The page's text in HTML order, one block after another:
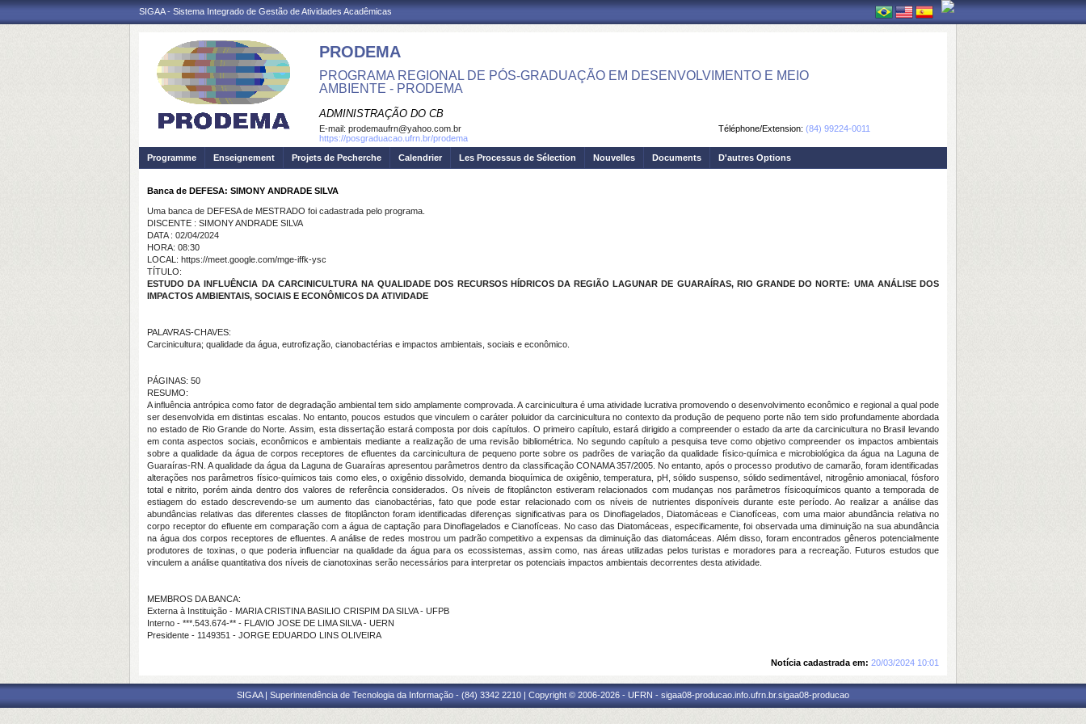
SIGAA - Sistema Integrado de Gestão de Atividades Acadêmicas
PRODEMA
PROGRAMA REGIONAL DE PÓS-GRADUAÇÃO EM DESENVOLVIMENTO E MEIO
AMBIENTE - PRODEMA
ADMINISTRAÇÃO DO CB
Téléphone/Extension: (84) 99224-0011
E-mail: prodemaufrn@yahoo.com.br
https://posgraduacao.ufrn.br/prodema
Programme
Enseignement Projets de Pecherche Calendrier Les Processus de Sélection Nouvelles Documents D'autres Options
Banca de DEFESA: SIMONY ANDRADE SILVA
Uma banca de DEFESA de MESTRADO foi cadastrada pelo programa.
DISCENTE : SIMONY ANDRADE SILVA
DATA : 02/04/2024
HORA: 08:30
LOCAL: https://meet.google.com/mge-iffk-ysc
TÍTULO:
ESTUDO DA INFLUÊNCIA DA CARCINICULTURA NA QUALIDADE DOS RECURSOS HÍDRICOS DA REGIÃO LAGUNAR DE GUARAÍRAS, RIO GRANDE DO NORTE: UMA ANÁLISE DOS
IMPACTOS AMBIENTAIS, SOCIAIS E ECONÔMICOS DA ATIVIDADE
PALAVRAS-CHAVES:
Carcinicultura; qualidade da água, eutrofização, cianobactérias e impactos ambientais, sociais e econômico.
PÁGINAS: 50
RESUMO:
A influência antrópica como fator de degradação ambiental tem sido amplamente comprovada. A carcinicultura é uma atividade lucrativa promovendo o desenvolvimento econômico e regional a qual pode
ser desenvolvida em distintas escalas. No entanto, poucos estudos que vinculem o caráter poluidor da carcinicultura no contexto da produção de pequeno porte não tem sido profundamente abordada
no estado de Rio Grande do Norte. Assim, esta dissertação estará composta por dois capítulos. O primeiro capítulo, estará dirigido a compreender o estado da arte da carcinicultura no Brasil levando
em conta aspectos sociais, econômicos e ambientais mediante a realização de uma revisão bibliométrica. No segundo capítulo a pesquisa teve como objetivo compreender os impactos ambientais
sobre a qualidade da água de corpos receptores de efluentes da carcinicultura de pequeno porte sobre os padrões de variação da qualidade físico-química e microbiológica da água na Laguna de
Guaraíras-RN. A qualidade da água da Laguna de Guaraíras apresentou parâmetros dentro da classificação CONAMA 357/2005. No entanto, após o processo produtivo de camarão, foram identificadas
alterações nos parâmetros físico-químicos tais como eles, o oxigênio dissolvido, demanda bioquímica de oxigênio, temperatura, pH, sólido suspenso, sólido sedimentável, nitrogênio amoniacal, fósforo
total e nitrito, porém ainda dentro dos valores de referência considerados. Os níveis de fitoplâncton estiveram relacionados com mudanças nos parâmetros físicoquímicos quanto a temporada de
estiagem do estado descrevendo-se um aumento das cianobactérias, fato que pode estar relacionado com os níveis de nutrientes disponíveis durante este período. Ao realizar a análise das
abundâncias relativas das diferentes classes de fitoplâncton foram identificadas diferenças significativas para os Dinoflagelados, Diatomáceas e Cianofíceas, com uma maior abundância relativa no
corpo receptor do efluente em comparação com a água de captação para Dinoflagelados e Cianofíceas. No caso das Diatomáceas, especificamente, foi observada uma diminuição na sua abundância
na água dos corpos receptores de efluentes. A análise de redes mostrou um padrão competitivo a expensas da diminuição das diatomáceas. Além disso, foram encontrados gêneros potencialmente
produtores de toxinas, o que poderia influenciar na qualidade da água para os ecossistemas, assim como, nas áreas utilizadas pelos turistas e moradores para a recreação. Futuros estudos que
vinculem a análise quantitativa dos níveis de cianotoxinas serão necessários para interpretar os potenciais impactos ambientais decorrentes desta atividade.
MEMBROS DA BANCA:
Externa à Instituição - MARIA CRISTINA BASILIO CRISPIM DA SILVA - UFPB
Interno - ***.543.674-** - FLAVIO JOSE DE LIMA SILVA - UERN
Presidente - 1149351 - JORGE EDUARDO LINS OLIVEIRA
Notícia cadastrada em: 20/03/2024 10:01
SIGAA | Superintendência de Tecnologia da Informação - (84) 3342 2210 | Copyright © 2006-2026 - UFRN - sigaa08-producao.info.ufrn.br.sigaa08-producao